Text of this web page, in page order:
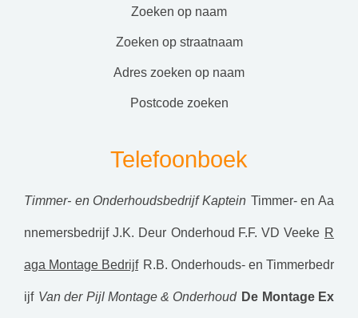
zoeken op naam
zoeken op straatnaam
adres zoeken op naam
postcode zoeken
Telefoonboek
Timmer- en Onderhoudsbedrijf Kaptein Timmer- en Aa
nnemersbedrijf J.K. Deur Onderhoud F.F. VD Veeke R
aga Montage Bedrijf R.B. Onderhouds- en Timmerbedr
ijf Van der Pijl Montage & Onderhoud De Montage Ex